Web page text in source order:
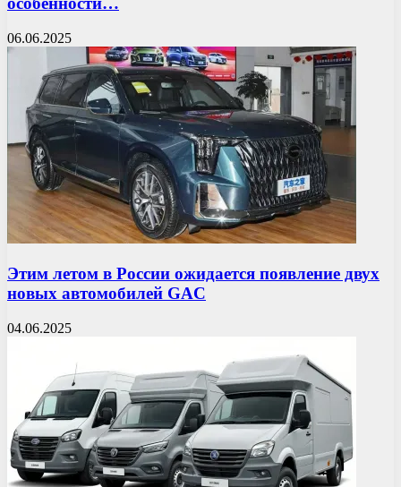
06.06.2025
Этим летом в России ожидается появление двух
новых автомобилей GAC
04.06.2025